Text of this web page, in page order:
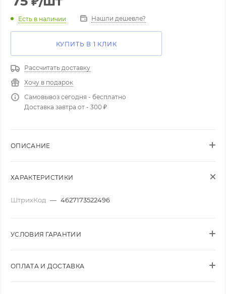
Есть в наличии Нашли дешевле?
КУПИТЬ В 1 КЛИК
Рассчитать доставку
Хочу в подарок
Самовывоз сегодня - бесплатно
Доставка завтра от - 300 ₽
ОПИСАНИЕ
ХАРАКТЕРИСТИКИ
ШтрихКод — 4627173522496
УСЛОВИЯ ГАРАНТИИ
ОПЛАТА И ДОСТАВКА